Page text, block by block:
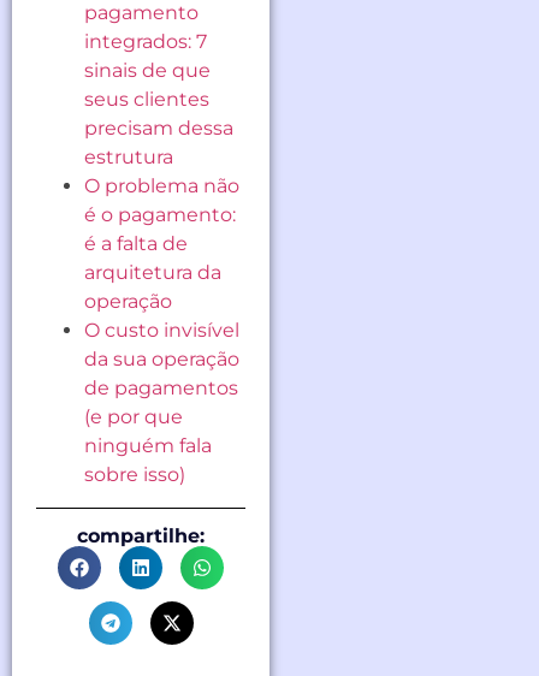
pagamento
integrados: 7
sinais de que
seus clientes
precisam dessa
estrutura
O problema não
é o pagamento:
é a falta de
arquitetura da
operação
O custo invisível
da sua operação
de pagamentos
(e por que
ninguém fala
sobre isso)
compartilhe: